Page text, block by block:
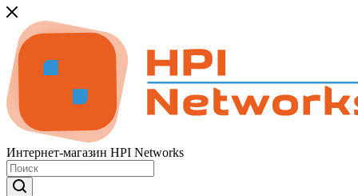
Интернет-магазин HPI Networks